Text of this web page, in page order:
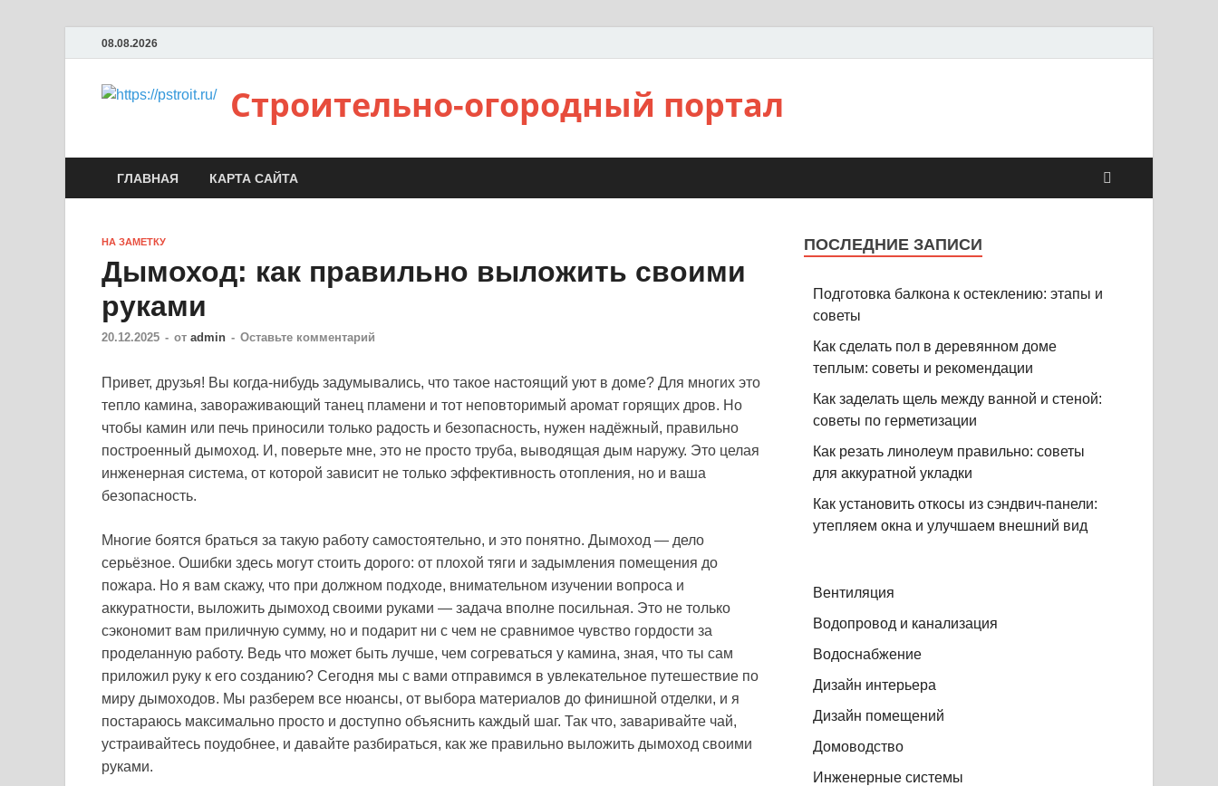
08.08.2026
Строительно-огородный портал
ГЛАВНАЯ КАРТА САЙТА
НА ЗАМЕТКУ
Дымоход: как правильно выложить своими
руками
20.12.2025 - от admin - Оставьте комментарий
Привет, друзья! Вы когда-нибудь задумывались, что такое настоящий уют в доме? Для многих это
тепло камина, завораживающий танец пламени и тот неповторимый аромат горящих дров. Но
чтобы камин или печь приносили только радость и безопасность, нужен надёжный, правильно
построенный дымоход. И, поверьте мне, это не просто труба, выводящая дым наружу. Это целая
инженерная система, от которой зависит не только эффективность отопления, но и ваша
безопасность.
Многие боятся браться за такую работу самостоятельно, и это понятно. Дымоход — дело
серьёзное. Ошибки здесь могут стоить дорого: от плохой тяги и задымления помещения до
пожара. Но я вам скажу, что при должном подходе, внимательном изучении вопроса и
аккуратности, выложить дымоход своими руками — задача вполне посильная. Это не только
сэкономит вам приличную сумму, но и подарит ни с чем не сравнимое чувство гордости за
проделанную работу. Ведь что может быть лучше, чем согреваться у камина, зная, что ты сам
приложил руку к его созданию? Сегодня мы с вами отправимся в увлекательное путешествие по
миру дымоходов. Мы разберем все нюансы, от выбора материалов до финишной отделки, и я
постараюсь максимально просто и доступно объяснить каждый шаг. Так что, заваривайте чай,
устраивайтесь поудобнее, и давайте разбираться, как же правильно выложить дымоход своими
руками.
ПОСЛЕДНИЕ ЗАПИСИ
Подготовка балкона к остеклению: этапы и
советы
Как сделать пол в деревянном доме
теплым: советы и рекомендации
Как заделать щель между ванной и стеной:
советы по герметизации
Как резать линолеум правильно: советы
для аккуратной укладки
Как установить откосы из сэндвич-панели:
утепляем окна и улучшаем внешний вид
Вентиляция
Водопровод и канализация
Водоснабжение
Дизайн интерьера
Дизайн помещений
Домоводство
Инженерные системы